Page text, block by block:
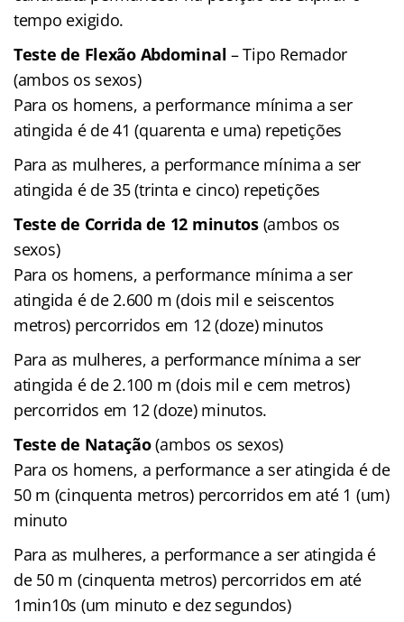
tempo exigido.
Teste de Flexão Abdominal – Tipo Remador
(ambos os sexos)
Para os homens, a performance mínima a ser
atingida é de 41 (quarenta e uma) repetições
Para as mulheres, a performance mínima a ser
atingida é de 35 (trinta e cinco) repetições
Teste de Corrida de 12 minutos(ambos os
sexos)
Para os homens, a performance mínima a ser
atingida é de 2.600 m (dois mil e seiscentos
metros) percorridos em 12 (doze) minutos
Para as mulheres, a performance mínima a ser
atingida é de 2.100 m (dois mil e cem metros)
percorridos em 12 (doze) minutos.
Teste de Natação(ambos os sexos)
Para os homens, a performance a ser atingida é de
50 m (cinquenta metros) percorridos em até 1 (um)
minuto
Para as mulheres, a performance a ser atingida é
de 50 m (cinquenta metros) percorridos em até
1min10s (um minuto e dez segundos)